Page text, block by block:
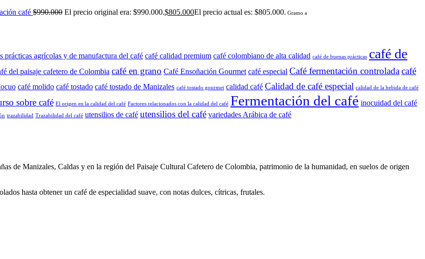
café $990.000 El precio original era: $990.000.$805.000El precio actual es: $805.000. Gramo a
prácticas agrícolas y de manufactura del café café calidad premium café colombiano de alta calidad café de buenas prácticas café de
del paisaje cafetero de Colombia café en grano Café Ensoñación Gourmet café especial Café fermentación controladacafé
café molido café tostado café tostado de Manizales café tostado gourmet calidad café Calidad de café especial calidad de la bebida de café
sobre café El origen en la calidad del café Factores relacionados con la calidad del café Fermentación del café inocuidad del café
trazabilidad Trazabilidad del café utensilios de café utensilios del café variedades Arábica de café
Manizales, Caldas y en la región del Paisaje Cultural Cafetero de Colombia, patrimonio de la humanidad, en suelos de origen
hasta obtener un café de especialidad suave, con notas dulces, cítricas, frutales.